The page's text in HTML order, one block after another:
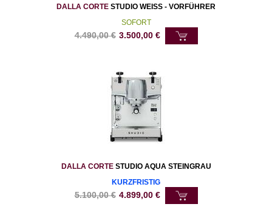
DALLA CORTE STUDIO WEISS - VORFÜHRER
SOFORT
4.490,00€ 3.500,00€
DALLA CORTESTUDIO AQUA STEINGRAU
KURZFRISTIG
5.100,00€ 4.899,00€